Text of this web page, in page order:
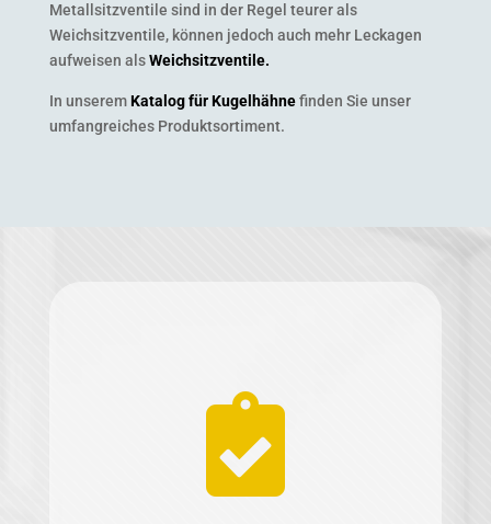
Metallsitzventile sind in der Regel teurer als
Weichsitzventile, können jedoch auch mehr Leckagen
aufweisen alsWeichsitzventile.
In unseremKatalog für Kugelhähnefinden Sie unser
umfangreiches Produktsortiment.
